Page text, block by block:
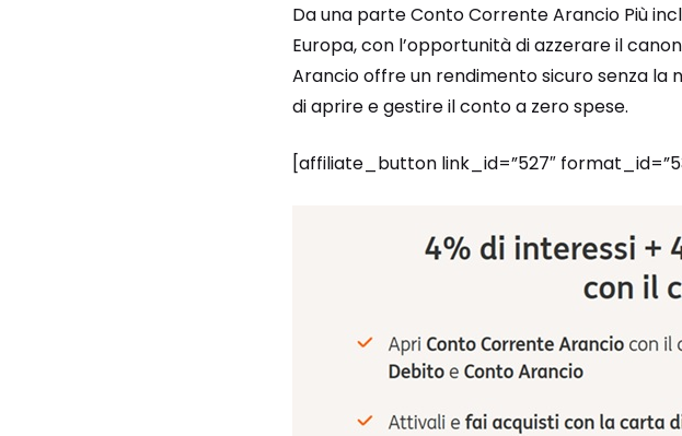
Da una parte Conto Corrente Arancio Più
Europa, con l’opportunità di azzerare il
Arancio offre un rendimento sicuro senza la
di aprire e gestire il conto a zero spese.
[affiliate_button link_id=”527″